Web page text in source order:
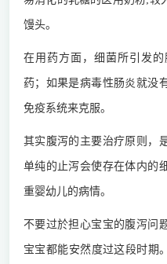
馒头。
在用药方面，细菌所引发
药；如果是病毒性肠炎就没
免疫系统来克服。
其实腹泻的主要治疗原则，
单纯的止泻会使存在体内的
重婴幼儿的病情。
不要过於担心宝宝的腹泻问
宝宝都能安然度过这段时期